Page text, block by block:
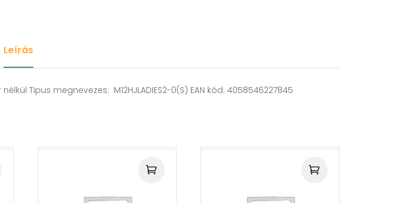
Leírás
Tipus megnevezes: M12HJLADIES2-0(S) EAN kód: 4058546227845